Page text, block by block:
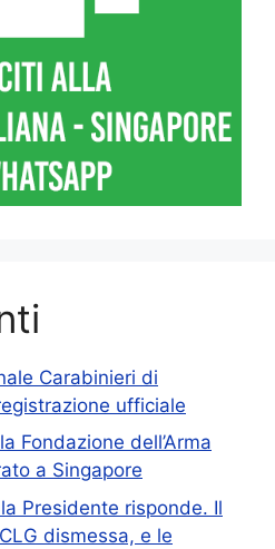
Carabinieri di
ufficiale
Fondazione dell’Arma
a Singapore
Presidente risponde. Il
dismessa, e le